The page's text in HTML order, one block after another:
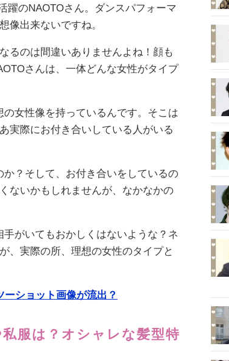
躍のNAOTOさん。ダンスパフォーマ
像出来ないですね。
るのは間違いありませんよね！顔も
さんは、一体どんな女性がタイプ
女性像を持っているんです。そこは
実際にお付き合いしている人がいる
？そして、お付き合いをしているの
ないかもしれませんが、なかなかの
がいてもおかしくはないような？ネ
、実際の所、理想の女性のタイプと
ショット画像が流出？
服は？オシャレな髪型特